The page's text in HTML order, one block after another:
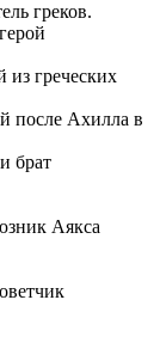
греков.
греческих
после Ахилла в
брат
Аякса